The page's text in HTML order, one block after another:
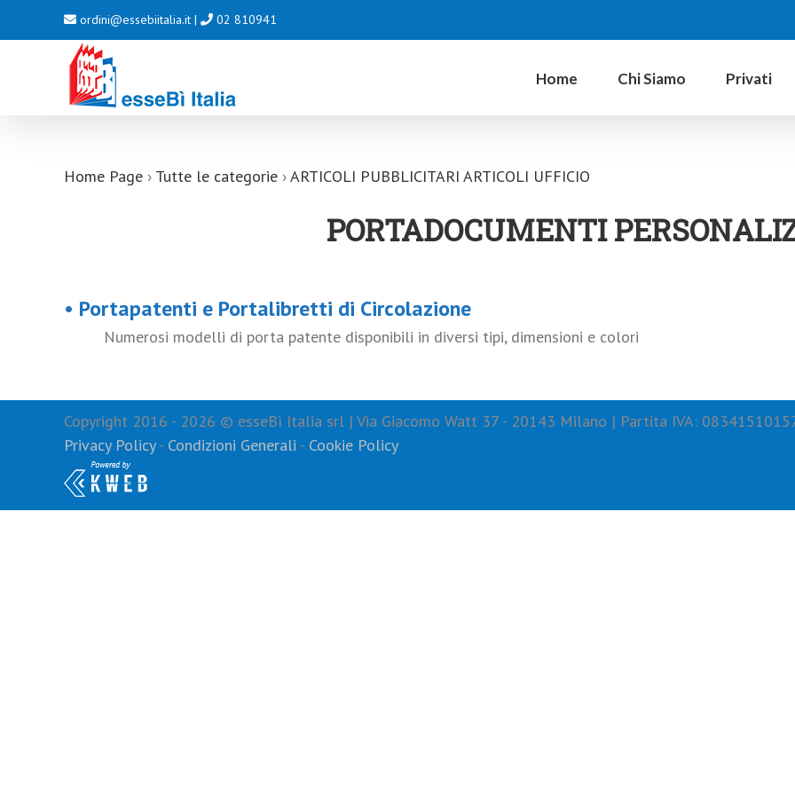
al
ordini@essebiitalia.it | 02 810941
Home Chi Siamo Privati
Home Page › Tutte le categorie ›ARTICOLI PUBBLICITARI ARTICOLI UFFICIO
PORTADOCUMENTI
• Portapatenti e Portalibretti di Circolazione
Numerosi modelli di porta patente disponibili in diversi tipi, dimensioni e colori
Copyright 2016 - 2026 © esseBì Italia srl | Via Giacomo Watt 37 - 20143 Milano | Partita IVA:
Privacy Policy- Condizioni Generali - Cookie Policy